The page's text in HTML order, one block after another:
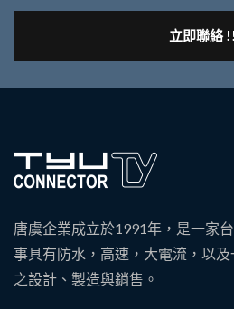
立即聯絡 !!
唐虞企業成立於1991年，是一家
事具有防水，高速，大電流，以
之設計、製造與銷售。